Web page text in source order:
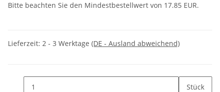
Bitte beachten Sie den Mindestbestellwert von 17.85 EUR.
Lieferzeit: 2 - 3 Werktage (DE - Ausland abweichend)
Stück